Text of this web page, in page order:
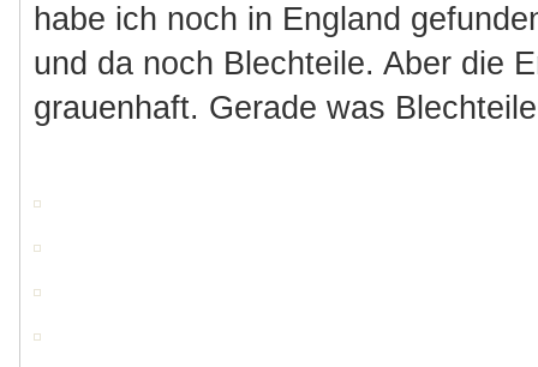
habe ich noch in England
und da noch Blechteile. Aber die
grauenhaft. Gerade was